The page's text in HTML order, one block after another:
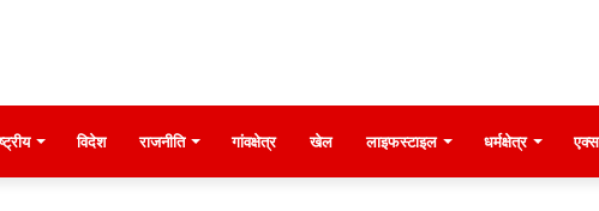
विदेश राजनीति गांवक्षेत्र खेल लाइफस्टाइल धर्मक्षेत्र